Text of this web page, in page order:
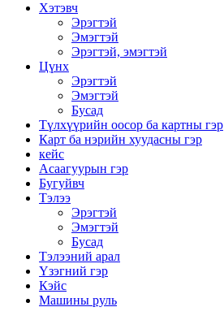
Хэтэвч
Эрэгтэй
Эмэгтэй
Эрэгтэй, эмэгтэй
Цүнх
Эрэгтэй
Эмэгтэй
Бусад
Түлхүүрийн оосор ба картны гэр
Карт ба нэрийн хуудасны гэр
кейс
Асаагуурын гэр
Бугуйвч
Тэлээ
Эрэгтэй
Эмэгтэй
Бусад
Тэлээний арал
Үзэгний гэр
Кэйс
Машины руль